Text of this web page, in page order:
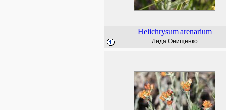
Helichrysum arenarium
Лида Онищенко